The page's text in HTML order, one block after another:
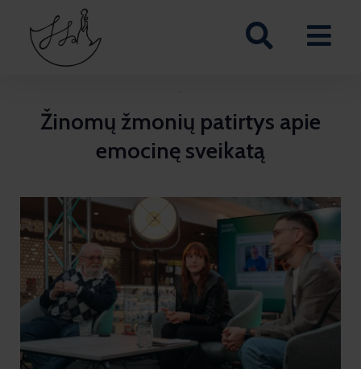
·
Žinomų žmonių patirtys apie
emocinę sveikatą